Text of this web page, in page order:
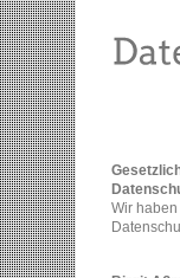
Wir